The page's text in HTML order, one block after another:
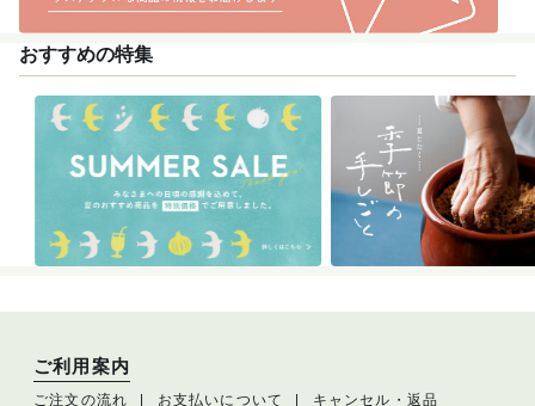
おすすめの特集
ご利用案内
ご注文の流れ お支払いについて キャンセル・返品